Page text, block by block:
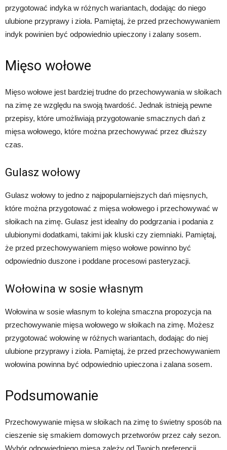
przygotować indyka w różnych wariantach, dodając do niego
ulubione przyprawy i zioła. Pamiętaj, że przed przechowywaniem
indyk powinien być odpowiednio upieczony i zalany sosem.
Mięso wołowe
Mięso wołowe jest bardziej trudne do przechowywania w słoikach
na zimę ze względu na swoją twardość. Jednak istnieją pewne
przepisy, które umożliwiają przygotowanie smacznych dań z
mięsa wołowego, które można przechowywać przez dłuższy
czas.
Gulasz wołowy
Gulasz wołowy to jedno z najpopularniejszych dań mięsnych,
które można przygotować z mięsa wołowego i przechowywać w
słoikach na zimę. Gulasz jest idealny do podgrzania i podania z
ulubionymi dodatkami, takimi jak kluski czy ziemniaki. Pamiętaj,
że przed przechowywaniem mięso wołowe powinno być
odpowiednio duszone i poddane procesowi pasteryzacji.
Wołowina w sosie własnym
Wołowina w sosie własnym to kolejna smaczna propozycja na
przechowywanie mięsa wołowego w słoikach na zimę. Możesz
przygotować wołowinę w różnych wariantach, dodając do niej
ulubione przyprawy i zioła. Pamiętaj, że przed przechowywaniem
wołowina powinna być odpowiednio upieczona i zalana sosem.
Podsumowanie
Przechowywanie mięsa w słoikach na zimę to świetny sposób na
cieszenie się smakiem domowych przetworów przez cały sezon.